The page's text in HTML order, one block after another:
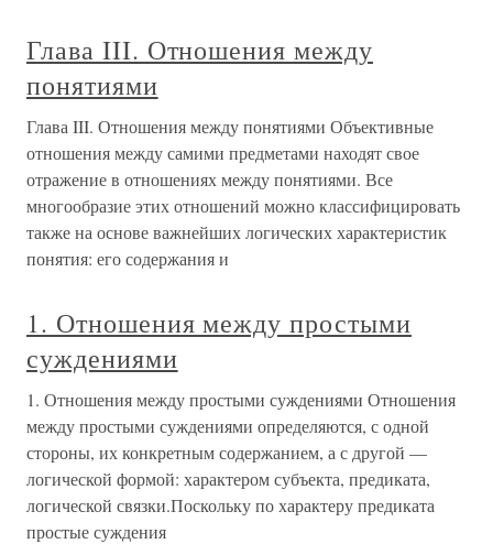
Глава III. Отношения между
понятиями
Глава III. Отношения между понятиями Объективные
отношения между самими предметами находят свое
отражение в отношениях между понятиями. Все
многообразие этих отношений можно классифицировать
также на основе важнейших логических характеристик
понятия: его содержания и
1. Отношения между простыми
суждениями
1. Отношения между простыми суждениями Отношения
между простыми суждениями определяются, с одной
стороны, их конкретным содержанием, а с другой —
логической формой: характером субъекта, предиката,
логической связки.Поскольку по характеру предиката
простые суждения